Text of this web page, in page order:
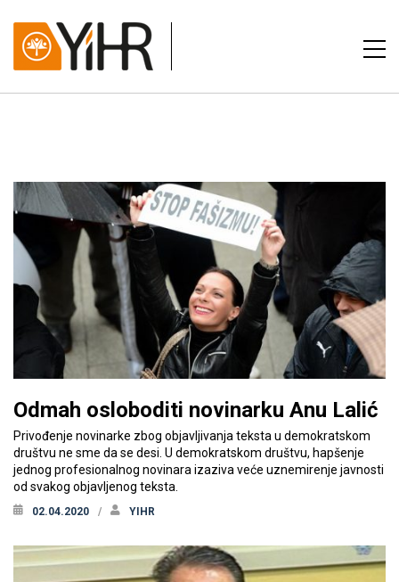
Odmah osloboditi novinarku Anu Lalić
Privođenje novinarke zbog objavljivanja teksta u demokratskom
društvu ne sme da se desi. U demokratskom društvu, hapšenje
jednog profesionalnog novinara izaziva veće uznemirenje javnosti
od svakog objavljenog teksta.
02.04.2020 YIHR